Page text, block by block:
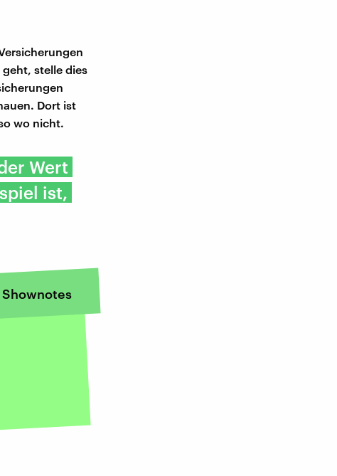
stelle dies
Dort ist
wo nicht.
Wert
ist,
Shownotes